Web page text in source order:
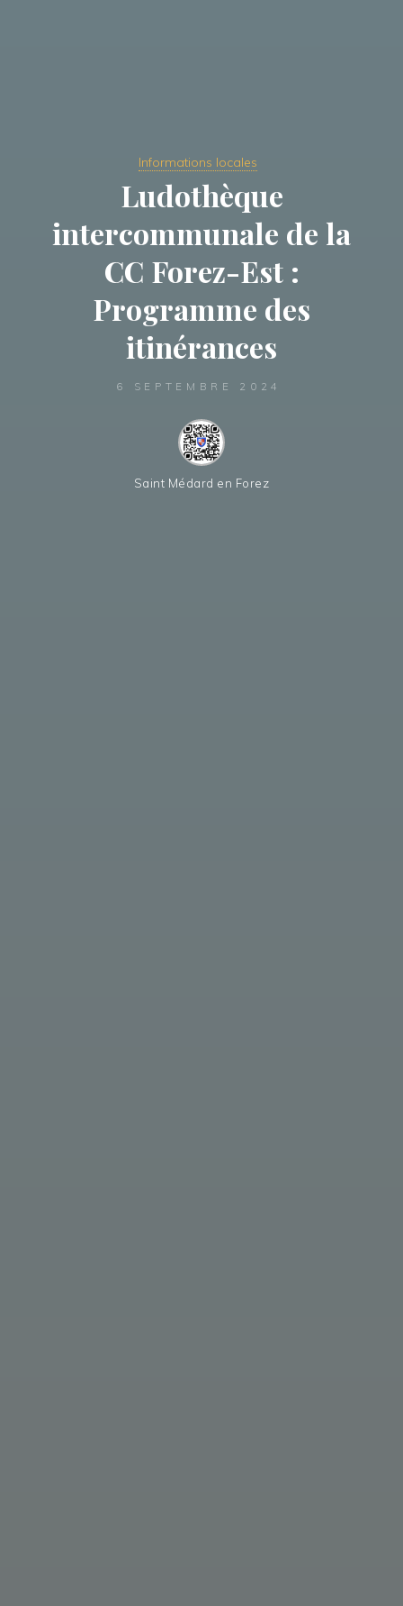
Informations locales
Ludothèque
intercommunale de la
CC Forez-Est :
Programme des
itinérances
6 SEPTEMBRE 2024
Saint Médard en Forez